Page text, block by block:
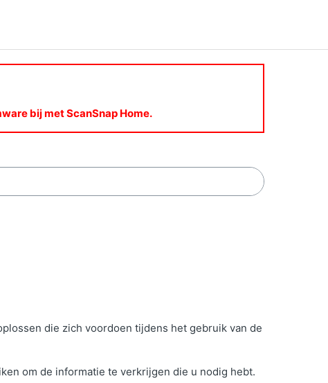
bij met ScanSnap Home.
die zich voordoen tijdens het gebruik van de
om de informatie te verkrijgen die u nodig hebt.